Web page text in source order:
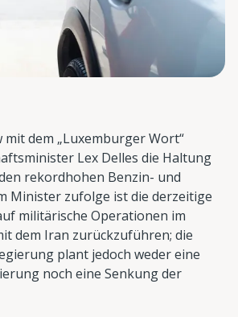
dem „Luxemburger Wort“
Lex Delles die Haltung
rekordhohen Benzin- und
Minister zufolge ist die derzeitige
militärische Operationen im
dem Iran zurückzuführen; die
plant jedoch weder eine
noch eine Senkung der